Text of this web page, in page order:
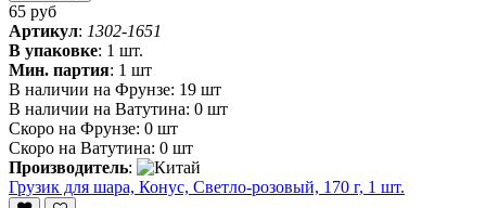
65 руб
Артикул: 1302-1651
В упаковке: 1 шт.
Мин. партия: 1 шт
В наличии на Фрунзе: 19 шт
В наличии на Ватутина: 0 шт
Скоро на Фрунзе: 0 шт
Скоро на Ватутина: 0 шт
Производитель:
Грузик для шара, Конус, Светло-розовый, 170 г, 1 шт.